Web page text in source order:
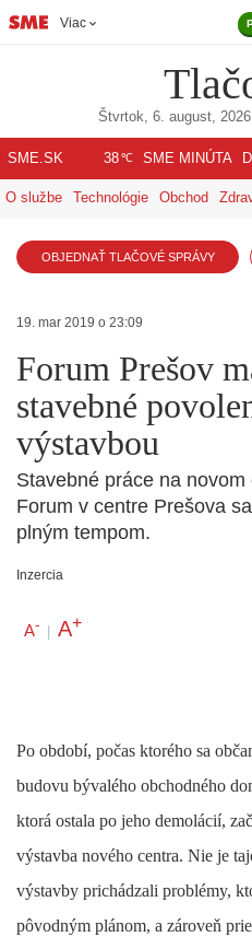
Viac
Štvrtok, 6. august, 2026
SME.SK 38℃ SME MINÚTA
O službe Technológie Obchod
OBJEDNAŤ TLAČOVÉ SPRÁVY
19. mar 2019 o 23:09
Forum Prešov
stavebné
výstavbou
Stavebné práce na
Forum v centre Prešova
plným tempom.
Inzercia
A- | A+
Po období, počas ktorého sa
budovu bývalého obchodného
ktorá ostala po jeho demolácií,
výstavba nového centra. Nie je
výstavby prichádzali problémy,
pôvodným plánom, a zároveň